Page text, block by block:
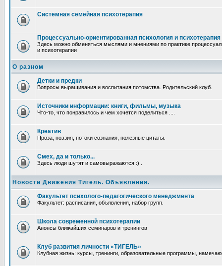
Системная семейная психотерапия
Процессуально-ориентированная психология и психотерапия
Здесь можно обменяться мыслями и мнениями по практике
и психотерапии
О разном
Детки и предки
Вопросы выращивания и воспитания потомства. Родительский клуб.
Источники информации: книги, фильмы, музыка
Что-то, что понравилось и чем хочется поделиться ....
Креатив
Проза, поэзия, потоки сознания, полезные цитаты.
Смех, да и только...
Здесь люди шутят и самовыражаются :) .
Новости Движения Тигель. Объявления.
Факультет психолого-педагогического менеджмента
Факультет: расписания, объявления, набор групп.
Школа современной психотерапии
Анонсы ближайших семинаров и тренингов
Клуб развития личности «ТИГЕЛЬ»
Клубная жизнь: курсы, тренинги, образовательные программы,